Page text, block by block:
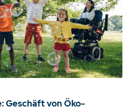
Geschäft von Öko-